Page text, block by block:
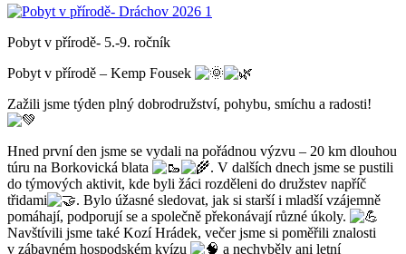
Pobyt v přírodě- 5.-9. ročník
Pobyt v přírodě – Kemp Fousek
Zažili jsme týden plný dobrodružství, pohybu, smíchu a radosti!
Hned první den jsme se vydali na pořádnou výzvu – 20 km dlouhou
túru na Borkovická blata
. V dalších dnech jsme se pustili
do týmových aktivit, kde byli žáci rozděleni do družstev napříč
třidami
. Bylo úžasné sledovat, jak si starší i mladší vzájemně
pomáhají, podporují se a společně překonávají různé úkoly.
Navštívili jsme také Kozí Hrádek, večer jsme si poměřili znalosti
v zábavném hospodském kvízu
a nechyběly ani letní